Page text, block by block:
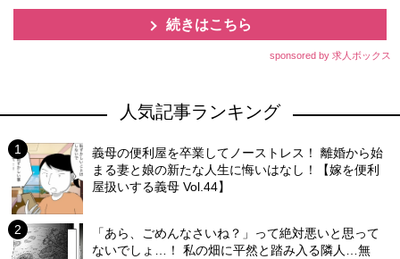
続きはこちら
sponsored by 求人ボックス
人気記事ランキング
義母の便利屋を卒業してノーストレス！ 離婚から始
まる妻と娘の新たな人生に悔いはなし！【嫁を便利
屋扱いする義母 Vol.44】
「あら、ごめんなさいね？」って絶対悪いと思って
ないでしょ…！ 私の畑に平然と踏み入る隣人…無